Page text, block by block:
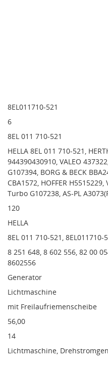
8EL011710-521
6
8EL 011 710-521
HELLA 8EL 011 710-521,
944390430910, VALEO
G107394, BORG & BECK
CBA1572, HOFFER
Turbo G107238, AS-PL
120
HELLA
8EL 011 710-521, 8EL011710-
8 251 648, 8 602 556, 82 00
8602556
Generator
Lichtmaschine
mit Freilaufriemenscheibe
56,00
14
Lichtmaschine,